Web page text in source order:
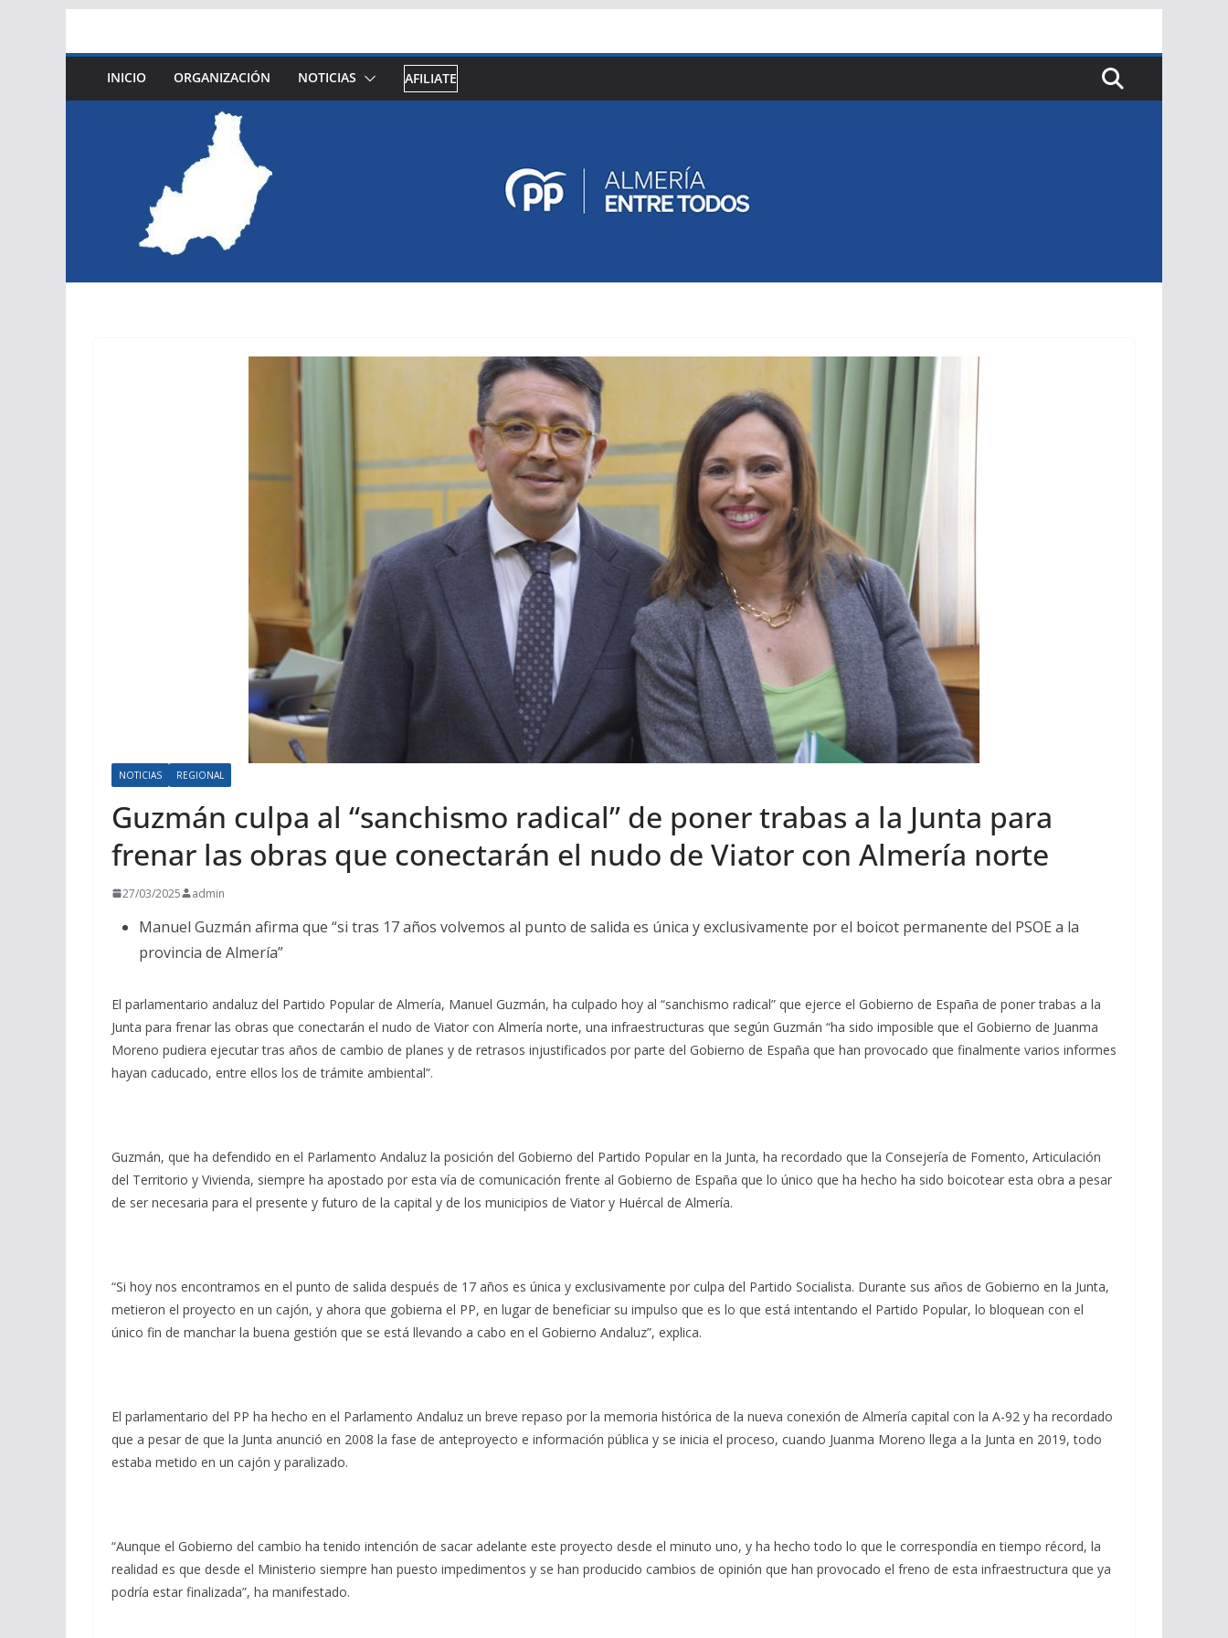
contenido
INICIO ORGANIZACIÓN NOTICIAS AFILIATE
NOTICIAS REGIONAL
Guzmán culpa al “sanchismo radical” de poner trabas a la Junta para
frenar las obras que conectarán el nudo de Viator con Almería norte
27/03/2025 admin
Manuel Guzmán afirma que “si tras 17 años volvemos al punto de salida es única y exclusivamente por el boicot permanente del PSOE a la
provincia de Almería”
El parlamentario andaluz del Partido Popular de Almería, Manuel Guzmán, ha culpado hoy al “sanchismo radical” que ejerce el Gobierno de España de poner trabas a la
Junta para frenar las obras que conectarán el nudo de Viator con Almería norte, una infraestructuras que según Guzmán “ha sido imposible que el Gobierno de Juanma
Moreno pudiera ejecutar tras años de cambio de planes y de retrasos injustificados por parte del Gobierno de España que han provocado que finalmente varios informes
hayan caducado, entre ellos los de trámite ambiental”.
Guzmán, que ha defendido en el Parlamento Andaluz la posición del Gobierno del Partido Popular en la Junta, ha recordado que la Consejería de Fomento, Articulación
del Territorio y Vivienda, siempre ha apostado por esta vía de comunicación frente al Gobierno de España que lo único que ha hecho ha sido boicotear esta obra a pesar
de ser necesaria para el presente y futuro de la capital y de los municipios de Viator y Huércal de Almería.
“Si hoy nos encontramos en el punto de salida después de 17 años es única y exclusivamente por culpa del Partido Socialista. Durante sus años de Gobierno en la Junta,
metieron el proyecto en un cajón, y ahora que gobierna el PP, en lugar de beneficiar su impulso que es lo que está intentando el Partido Popular, lo bloquean con el
único fin de manchar la buena gestión que se está llevando a cabo en el Gobierno Andaluz”, explica.
El parlamentario del PP ha hecho en el Parlamento Andaluz un breve repaso por la memoria histórica de la nueva conexión de Almería capital con la A-92 y ha recordado
que a pesar de que la Junta anunció en 2008 la fase de anteproyecto e información pública y se inicia el proceso, cuando Juanma Moreno llega a la Junta en 2019, todo
estaba metido en un cajón y paralizado.
“Aunque el Gobierno del cambio ha tenido intención de sacar adelante este proyecto desde el minuto uno, y ha hecho todo lo que le correspondía en tiempo récord, la
realidad es que desde el Ministerio siempre han puesto impedimentos y se han producido cambios de opinión que han provocado el freno de esta infraestructura que ya
podría estar finalizada”, ha manifestado.